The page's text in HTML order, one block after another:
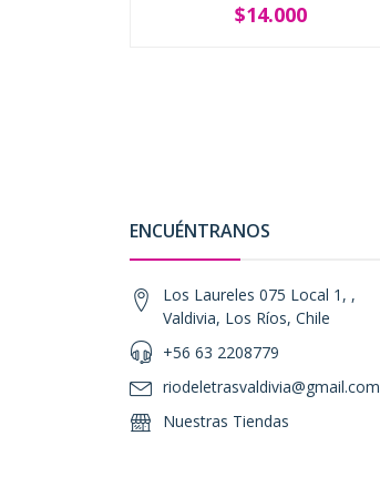
+
$14.000
ENCUÉNTRANOS
Los Laureles 075 Local 1, ,
Valdivia, Los Ríos, Chile
+56 63 2208779
riodeletrasvaldivia@gmail.com
Nuestras Tiendas